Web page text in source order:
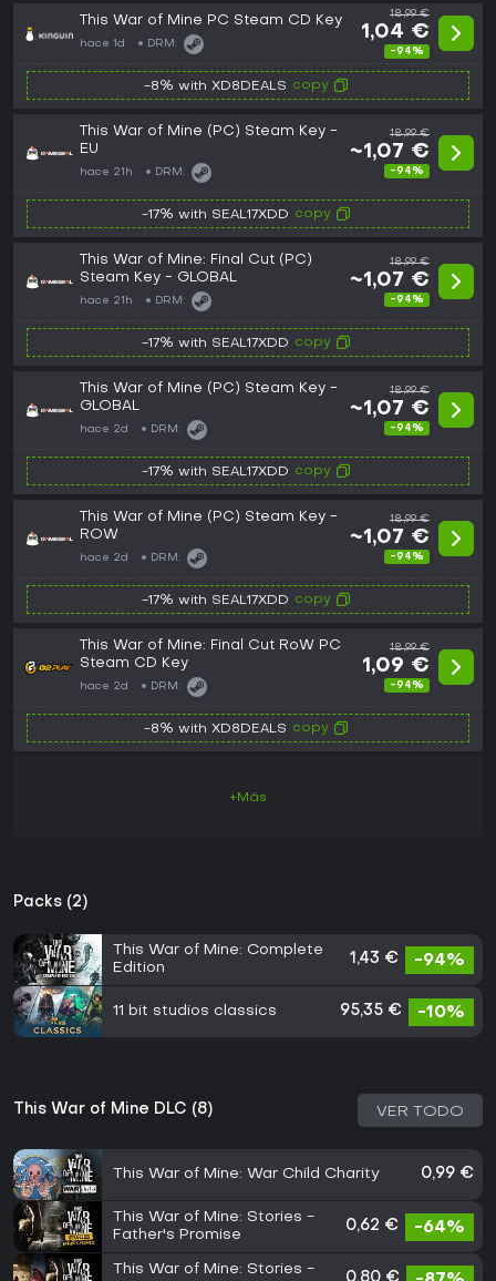
This War of Mine PC Steam CD Key
hace 1d DRM:
18,99 €
1,04 €
-94%
-8% with XD8DEALS copy
This War of Mine (PC) Steam Key -
EU
hace 21h DRM:
18,99 €
~1,07 €
-94%
-17% with SEAL17XDD copy
This War of Mine: Final Cut (PC)
Steam Key - GLOBAL
hace 21h DRM:
18,99 €
~1,07 €
-94%
-17% with SEAL17XDD copy
This War of Mine (PC) Steam Key -
GLOBAL
hace 2d DRM:
18,99 €
~1,07 €
-94%
-17% with SEAL17XDD copy
This War of Mine (PC) Steam Key -
ROW
hace 2d DRM:
18,99 €
~1,07 €
-94%
-17% with SEAL17XDD copy
This War of Mine: Final Cut RoW PC
Steam CD Key
hace 2d DRM:
18,99 €
1,09 €
-94%
-8% with XD8DEALS copy
+Más
Packs (2)
This War of Mine: Complete
Edition
1,43 € -94%
11 bit studios classics 95,35 € -10%
This War of Mine DLC (8) VER TODO
This War of Mine: War Child Charity 0,99 €
This War of Mine: Stories -
Father's Promise
0,62 € -64%
This War of Mine: Stories -